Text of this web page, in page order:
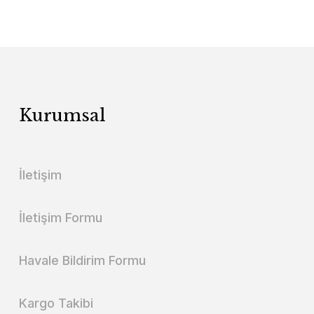
Kurumsal
İletişim
İletişim Formu
Havale Bildirim Formu
Kargo Takibi